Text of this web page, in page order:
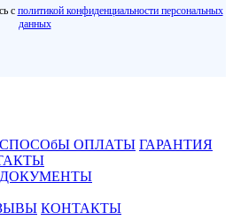
с политикой конфиденциальности персональных
данных
СПОСОбЫ ОПЛАТЫ ГАРАНТИЯ
ДОКУМЕНТЫ
КОНТАКТЫ